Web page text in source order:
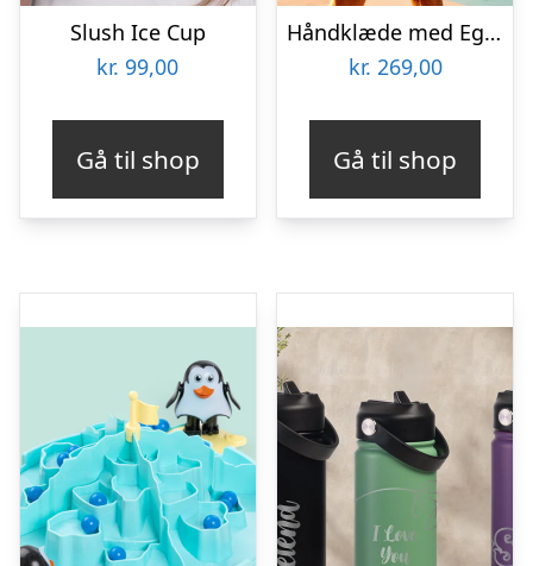
Slush Ice Cup
kr. 99,00
Gå til shop
Håndklæde med Eget Foto – Multiface
kr. 269,00
Gå til shop